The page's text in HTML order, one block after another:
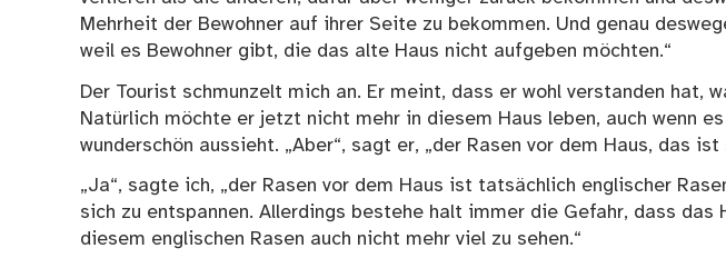
Mehrheit der Bewohner auf ihrer Seite zu bekommen. Und genau
weil es Bewohner gibt, die das alte Haus nicht aufgeben möchten.“
Der Tourist schmunzelt mich an. Er meint, dass er wohl verstanden hat,
Natürlich möchte er jetzt nicht mehr in diesem Haus leben, auch wenn
wunderschön aussieht. „Aber“, sagt er, „der Rasen vor dem Haus, das
„Ja“, sagte ich, „der Rasen vor dem Haus ist tatsächlich englischer
sich zu entspannen. Allerdings bestehe halt immer die Gefahr, dass das
diesem englischen Rasen auch nicht mehr viel zu sehen.“